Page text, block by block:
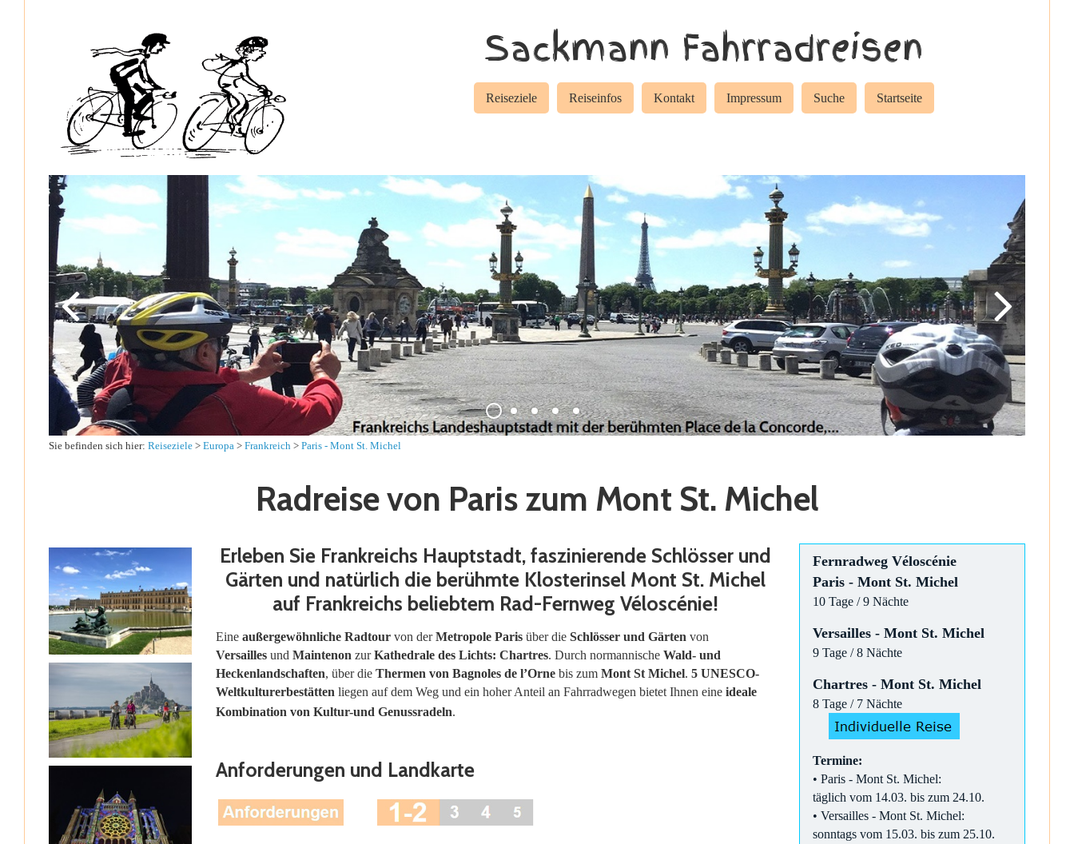
Sackmann Fahrradreisen
Reiseziele Reiseinfos Kontakt Impressum Suche Startseite
Sie befinden sich hier: Reiseziele > Europa > Frankreich > Paris - Mont St. Michel
Radreise von Paris zum Mont St. Michel
Erleben Sie Frankreichs Hauptstadt, faszinierende Schlösser und
Gärten und natürlich die berühmte Klosterinsel Mont St. Michel
auf Frankreichs beliebtem Rad-Fernweg Véloscénie!
Eine außergewöhnliche Radtourvon derMetropole Parisüber die Schlösser und Gärten von
Versailles und Maintenon zurKathedrale des Lichts: Chartres. Durch normannische Wald- und
Heckenlandschaften, über die Thermen von Bagnoles de l’Ornebis zum Mont St Michel. 5 UNESCO-
Weltkulturerbestätten liegen auf dem Weg und ein hoher Anteil an Fahrradwegen bietet Ihnen eine ideale
Kombination von Kultur-und Genussradeln.
Anforderungen und Landkarte
Fernradweg Véloscénie
Paris - Mont St. Michel
10 Tage / 9 Nächte
Versailles - Mont St. Michel
9 Tage / 8 Nächte
Chartres - Mont St. Michel
8 Tage / 7 Nächte
Termine:
• Paris - Mont St. Michel:
täglich vom 14.03. bis zum 24.10.
• Versailles - Mont St. Michel:
sonntags vom 15.03. bis zum 25.10.